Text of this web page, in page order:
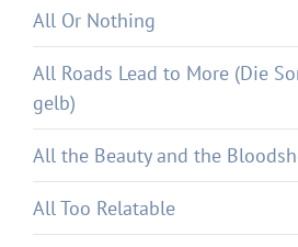
All Or Nothing
All Roads Lead to More (Die
gelb)
All the Beauty and the
All Too Relatable